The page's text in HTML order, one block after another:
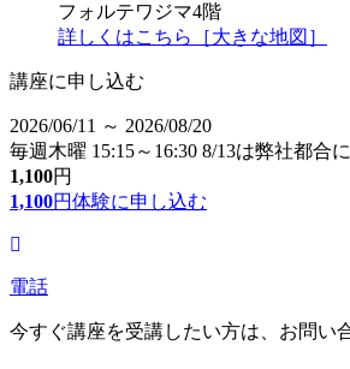
フォルテワジマ4階
詳しくはこちら［大きな地図］
講座に申し込む
2026/06/11 ～ 2026/08/20
毎週木曜 15:15～16:30 8/13は弊社都合
1,100円
1,100円体験に申し込む
電話
今すぐ講座を受講したい方は、お問い